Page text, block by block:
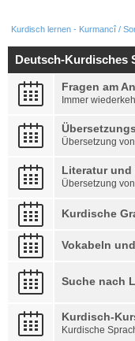
Kurdisch lernen - Kurmancî /
Deutsch-Kurdisches
Fragen am
Immer
Übersetzung
Literatur und
Übersetzung
Kurdische
Vokabeln
Suche nach
Kurdisch-
Kurdische